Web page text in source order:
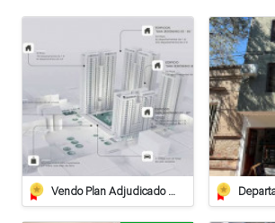
Vendo Plan Adjudicado Pilay